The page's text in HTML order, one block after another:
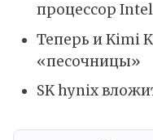
процессор Intel
Теперь и Kimi
«песочницы»
SK hynix